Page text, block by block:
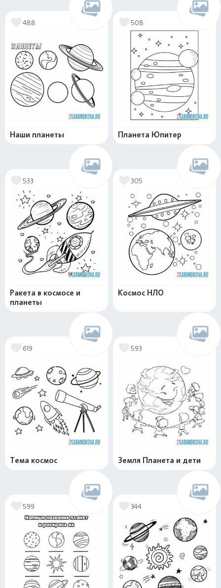
488
Наши планеты
508
Планета Юпитер
533
Ракета в космосе и
планеты
305
Космос НЛО
619
Тема космос
593
Земля Планета и дети
599 344